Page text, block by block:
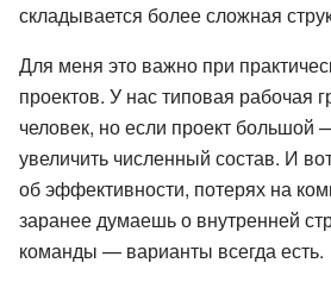
складывается более сложная
Для меня это важно при
проектов. У нас типовая рабочая
человек, но если проект большой
увеличить численный состав. И
об эффективности, потерях на
заранее думаешь о внутренней
команды — варианты всегда есть.